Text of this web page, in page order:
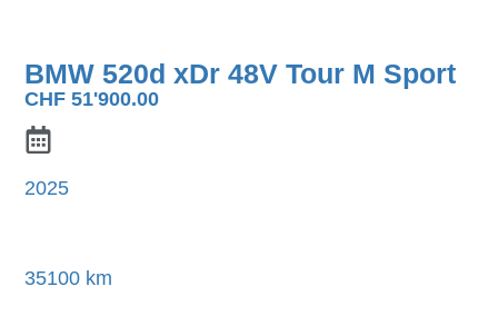
BMW 520d xDr 48V Tour M Sport
CHF 51'900.00
2025
35100 km